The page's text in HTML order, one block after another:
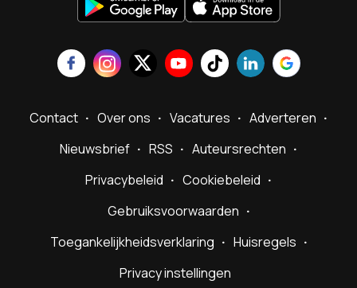
Contact Over ons Vacatures
Adverteren
Nieuwsbrief
RSS
Auteursrechten
Privacybeleid
Cookiebeleid
Gebruiksvoorwaarden
Toegankelijkheidsverklaring
Huisregels
Privacy instellingen